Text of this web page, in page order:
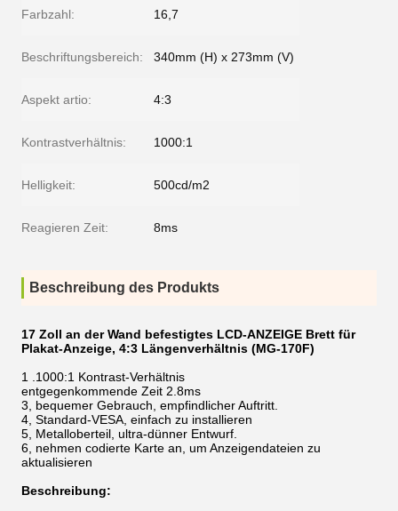
Farbzahl: 16,7
Beschriftungsbereich: 340mm (H) x 273mm (V)
Aspekt artio: 4:3
Kontrastverhältnis: 1000:1
Helligkeit: 500cd/m2
Reagieren Zeit: 8ms
Beschreibung des Produkts
17 Zoll an der Wand befestigtes LCD-ANZEIGE Brett für
Plakat-Anzeige, 4:3 Längenverhältnis (MG-170F)
1
.1000:1 Kontrast-Verhältnis
entgegenkommende Zeit 2.8ms
3, bequemer Gebrauch, empfindlicher Auftritt.
4, Standard-VESA, einfach zu installieren
5, Metalloberteil, ultra-dünner Entwurf.
6, nehmen codierte Karte an, um Anzeigendateien zu
aktualisieren
Beschreibung: